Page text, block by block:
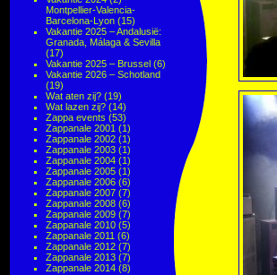
Montpellier-Valencia-
Barcelona-Lyon (15)
Vakantie 2025 – Andalusië:
Granada, Málaga & Sevilla
(17)
Vakantie 2025 – Brussel (6)
Vakantie 2026 – Schotland
(19)
Wat aten zij? (19)
Wat lazen zij? (14)
Zappa events (53)
Zappanale 2001 (1)
Zappanale 2002 (1)
Zappanale 2003 (1)
Zappanale 2004 (1)
Zappanale 2005 (1)
Zappanale 2006 (6)
Zappanale 2007 (7)
Zappanale 2008 (6)
Zappanale 2009 (7)
Zappanale 2010 (5)
Zappanale 2011 (6)
Zappanale 2012 (7)
Zappanale 2013 (7)
Zappanale 2014 (8)